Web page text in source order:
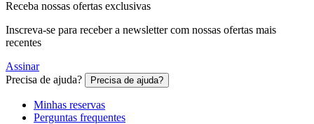
Receba nossas ofertas exclusivas
Inscreva-se para receber a newsletter com nossas ofertas mais
recentes
Assinar
Precisa de ajuda?
Precisa de ajuda?
Minhas reservas
Perguntas frequentes